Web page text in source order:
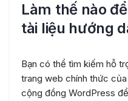
Làm thế nào
tài liệu hướng
Bạn có thể tìm kiếm hỗ
trang web chính thức
cộng đồng WordPress